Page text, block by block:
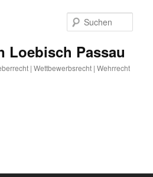
Loebisch Passau
| Wettbewerbsrecht | Wehrrecht